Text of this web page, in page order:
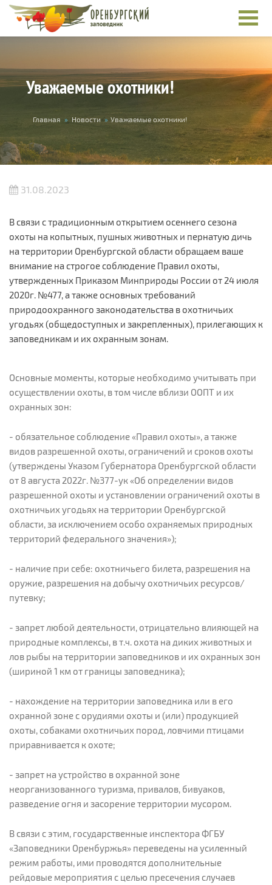
Перейти к основному содержанию
Уважаемые охотники!
Вы здесь
Главная » Новости » Уважаемые охотники!
31.08.2023
В связи с традиционным открытием осеннего сезона
охоты на копытных, пушных животных и пернатую дичь
на территории Оренбургской области обращаем ваше
внимание на строгое соблюдение Правил охоты,
утвержденных Приказом Минприроды России от 24 июля
2020г. №477, а также основных требований
природоохранного законодательства в охотничьих
угодьях (общедоступных и закрепленных), прилегающих к
заповедникам и их охранным зонам.
Основные моменты, которые необходимо учитывать при
осуществлении охоты, в том числе вблизи ООПТ и их
охранных зон:
- обязательное соблюдение «Правил охоты», а также
видов разрешенной охоты, ограничений и сроков охоты
(утверждены Указом Губернатора Оренбургской области
от 8 августа 2022г. №377-ук «Об определении видов
разрешенной охоты и установлении ограничений охоты в
охотничьих угодьях на территории Оренбургской
области, за исключением особо охраняемых природных
территорий федерального значения»);
- наличие при себе: охотничьего билета, разрешения на
оружие, разрешения на добычу охотничьих ресурсов/
путевку;
- запрет любой деятельности, отрицательно влияющей на
природные комплексы, в т.ч. охота на диких животных и
лов рыбы на территории заповедников и их охранных зон
(шириной 1 км от границы заповедника);
- нахождение на территории заповедника или в его
охранной зоне с орудиями охоты и (или) продукцией
охоты, собаками охотничьих пород, ловчими птицами
приравнивается к охоте;
- запрет на устройство в охранной зоне
неорганизованного туризма, привалов, бивуаков,
разведение огня и засорение территории мусором.
В связи с этим, государственные инспектора ФГБУ
«Заповедники Оренбуржья» переведены на усиленный
режим работы, ими проводятся дополнительные
рейдовые мероприятия с целью пресечения случаев